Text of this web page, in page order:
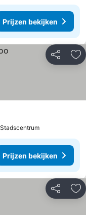
Prijzen bekijken
Delen
Prijzen bekijken
Delen